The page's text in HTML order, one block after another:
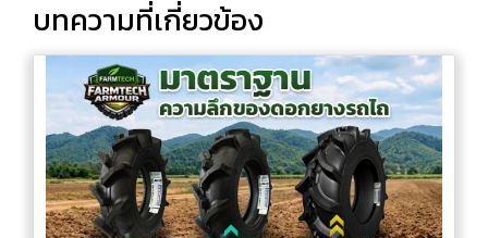
บทความที่เกี่ยวข้อง